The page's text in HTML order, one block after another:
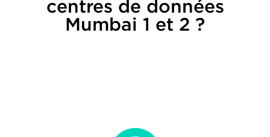
centres de données
Mumbai 1 et 2 ?